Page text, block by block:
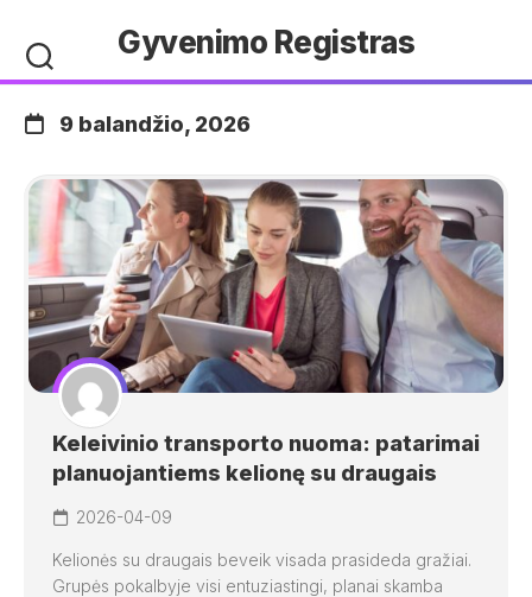
content
Gyvenimo Registras
9 balandžio, 2026
Keleivinio transporto nuoma: patarimai
planuojantiems kelionę su draugais
2026-04-09
Kelionės su draugais beveik visada prasideda gražiai.
Grupės pokalbyje visi entuziastingi, planai skamba